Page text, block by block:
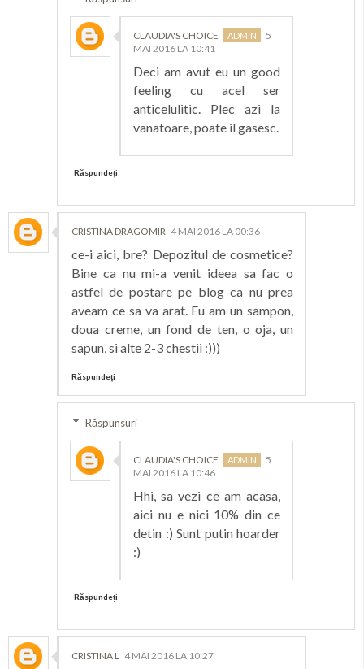
CLAUDIA'S CHOICE
5
MAI 2016 LA 10:41
Deci am avut eu un good
feeling cu acel ser
anticelulitic. Plec azi la
vanatoare, poate il gasesc.
Răspundeți
CRISTINA DRAGOMIR 4 MAI 2016 LA 00:36
ce-i aici, bre? Depozitul de cosmetice?
Bine ca nu mi-a venit ideea sa fac o
astfel de postare pe blog ca nu prea
aveam ce sa va arat. Eu am un sampon,
doua creme, un fond de ten, o oja, un
sapun, si alte 2-3 chestii :)))
Răspundeți
Răspunsuri
CLAUDIA'S CHOICE
5
MAI 2016 LA 10:46
Hhi, sa vezi ce am acasa,
aici nu e nici 10% din ce
detin :) Sunt putin hoarder
:)
Răspundeți
CRISTINA L 4 MAI 2016 LA 10:27